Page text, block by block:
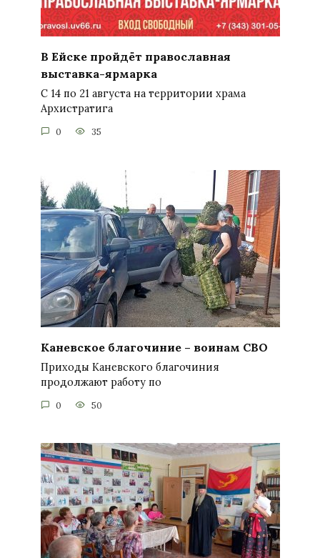
В Ейске пройдёт православная
выставка-ярмарка
С 14 по 21 августа на территории храма
Архистратига
0 35
Каневское благочиние – воинам СВО
Приходы Каневского благочиния
продолжают работу по
0 50